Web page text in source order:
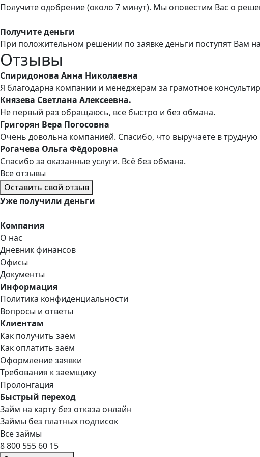
Получите одобрение (около 7 минут). Мы оповестим Вас о
Получите деньги
При положительном решении по заявке деньги поступят Вам
Отзывы
Спиридонова Анна Николаевна
Я благодарна компании и менеджерам за грамотное
Князева Светлана Алексеевна.
Не первый раз обращаюсь, все быстро и без обмана.
Григорян Вера Погосовна
Очень довольна компанией. Спасибо, что выручаете в трудную
Рогачева Ольга Фёдоровна
Спасибо за оказанные услуги. Всё без обмана.
Все отзывы
Оставить свой отзыв
Уже получили деньги
Компания
О нас
Дневник финансов
Офисы
Документы
Информация
Политика конфиденциальности
Вопросы и ответы
Клиентам
Как получить заём
Как оплатить заём
Оформление заявки
Требования к заемщику
Пролонгация
Быстрый переход
Займ на карту без отказа онлайн
Займы без платных подписок
Все займы
8 800 555 60 15